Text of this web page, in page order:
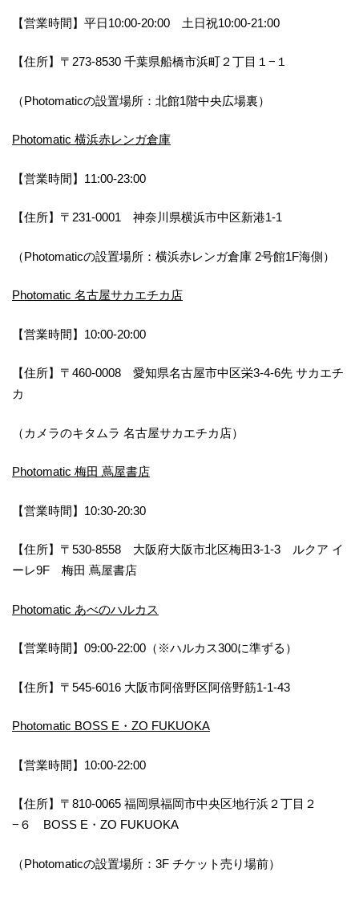
【営業時間】平日10:00-20:00 土日祝10:00-21:00
【住所】〒273-8530 千葉県船橋市浜町２丁目１−１
（Photomaticの設置場所：北館1階中央広場裏）
Photomatic 横浜赤レンガ倉庫
【営業時間】11:00-23:00
【住所】〒231-0001 神奈川県横浜市中区新港1-1
（Photomaticの設置場所：横浜赤レンガ倉庫 2号館1F海側）
Photomatic 名古屋サカエチカ店
【営業時間】10:00-20:00
【住所】〒460-0008 愛知県名古屋市中区栄3-4-6先 サカエチ
カ
（カメラのキタムラ 名古屋サカエチカ店）
Photomatic 梅田 蔦屋書店
【営業時間】10:30-20:30
【住所】〒530-8558 大阪府大阪市北区梅田3-1-3 ルクア イ
ーレ9F 梅田 蔦屋書店
Photomatic あべのハルカス
【営業時間】09:00-22:00（※ハルカス300に準ずる）
【住所】〒545-6016 大阪市阿倍野区阿倍野筋1-1-43
Photomatic BOSS E・ZO FUKUOKA
【営業時間】10:00-22:00
【住所】〒810-0065 福岡県福岡市中央区地行浜２丁目２
−６ BOSS E・ZO FUKUOKA
（Photomaticの設置場所：3F チケット売り場前）